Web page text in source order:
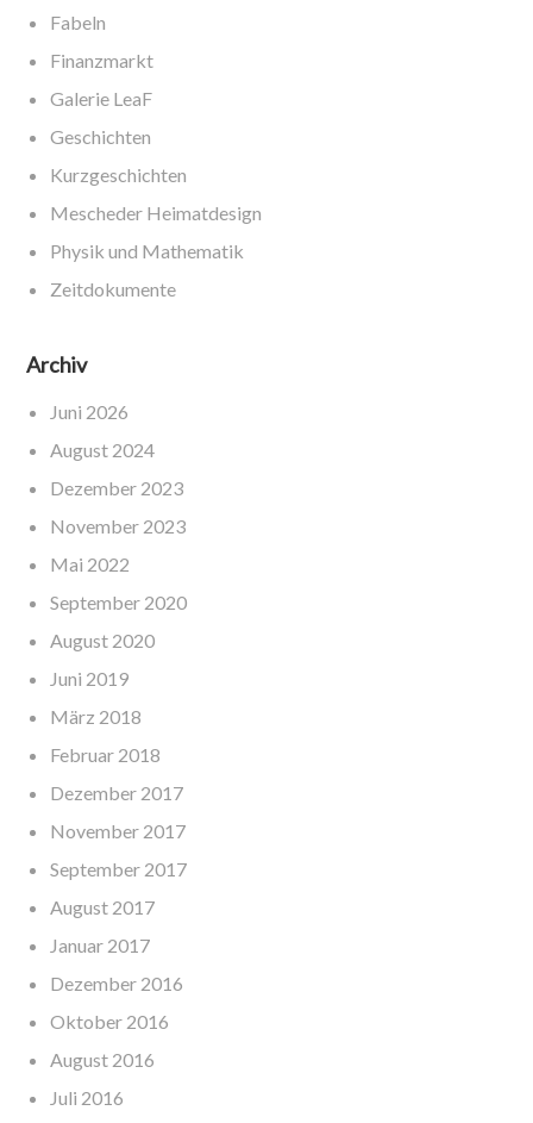
Fabeln
Finanzmarkt
Galerie LeaF
Geschichten
Kurzgeschichten
Mescheder Heimatdesign
Physik und Mathematik
Zeitdokumente
Archiv
Juni 2026
August 2024
Dezember 2023
November 2023
Mai 2022
September 2020
August 2020
Juni 2019
März 2018
Februar 2018
Dezember 2017
November 2017
September 2017
August 2017
Januar 2017
Dezember 2016
Oktober 2016
August 2016
Juli 2016